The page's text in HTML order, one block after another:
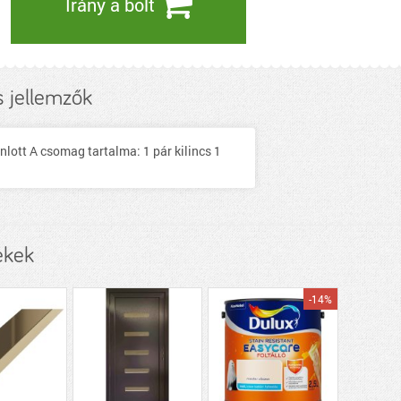
jellemzők
A csomag tartalma: 1 pár kilincs 1
-14%